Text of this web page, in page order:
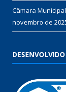
Câmara
novembro de